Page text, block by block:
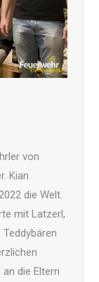
von
Kian
die Welt.
mit Latzerl,
die Eltern